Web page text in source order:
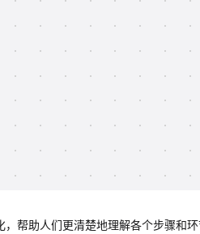
帮助人们更清楚地理解各个步骤和